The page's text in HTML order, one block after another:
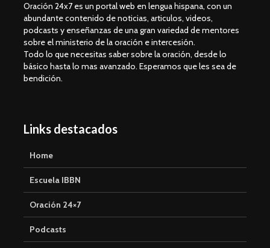
Oración 24x7 es un portal web en lengua hispana, con un
abundante contenido de noticias, articulos, videos,
podcasts y enseñanzas de una gran variedad de mentores
sobre el ministerio de la oración e intercesión.
Todo lo que necesitas saber sobre la oración, desde lo
básico hasta lo mas avanzado. Esperamos que les sea de
bendición.
Links destacados
Home
Escuela IBBN
Oración 24×7
Podcasts